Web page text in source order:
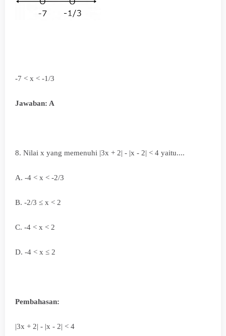
-7 < x < -1/3
Jawaban: A
8. Nilai x yang memenuhi |3x + 2| - |x - 2| < 4 yaitu....
A. -4 < x < -2/3
B. -2/3 ≤ x < 2
C. -4 < x < 2
D. -4 < x ≤ 2
Pembahasan:
|3x + 2| - |x - 2| < 4